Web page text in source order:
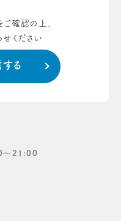
ご確認の上、
ください
〜21:00